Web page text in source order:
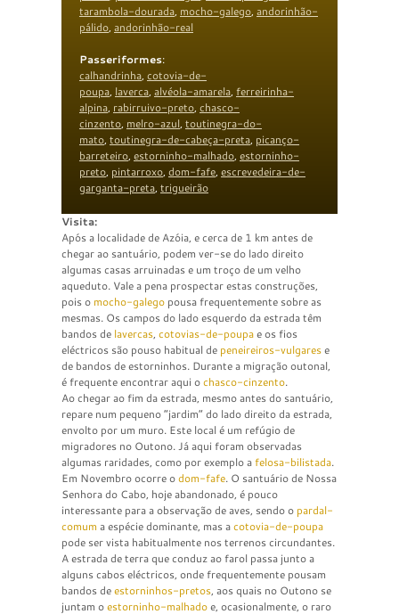
tarambola-dourada, mocho-galego, andorinhão-
pálido, andorinhão-real
Passeriformes:
calhandrinha, cotovia-de-
poupa, laverca, alvéola-amarela, ferreirinha-
alpina, rabirruivo-preto, chasco-
cinzento, melro-azul, toutinegra-do-
mato, toutinegra-de-cabeça-preta, picanço-
barreteiro, estorninho-malhado, estorninho-
preto, pintarroxo, dom-fafe, escrevedeira-de-
garganta-preta, trigueirão
Visita:
Após a localidade de Azóia, e cerca de 1 km antes de
chegar ao santuário, podem ver-se do lado direito
algumas casas arruinadas e um troço de um velho
aqueduto. Vale a pena prospectar estas construções,
pois o mocho-galego pousa frequentemente sobre as
mesmas. Os campos do lado esquerdo da estrada têm
bandos de lavercas, cotovias-de-poupae os fios
eléctricos são pouso habitual de peneireiros-vulgarese
de bandos de estorninhos. Durante a migração outonal,
é frequente encontrar aqui ochasco-cinzento.
Ao chegar ao fim da estrada, mesmo antes do santuário,
repare num pequeno “jardim” do lado direito da estrada,
envolto por um muro. Este local é um refúgio de
migradores no Outono. Já aqui foram observadas
algumas raridades, como por exemplo afelosa-bilistada.
Em Novembro ocorre odom-fafe. O santuário de Nossa
Senhora do Cabo, hoje abandonado, é pouco
interessante para a observação de aves, sendo o pardal-
comum a espécie dominante, mas acotovia-de-poupa
pode ser vista habitualmente nos terrenos circundantes.
A estrada de terra que conduz ao farol passa junto a
alguns cabos eléctricos, onde frequentemente pousam
bandos deestorninhos-pretos, aos quais no Outono se
juntam oestorninho-malhadoe, ocasionalmente, o raro